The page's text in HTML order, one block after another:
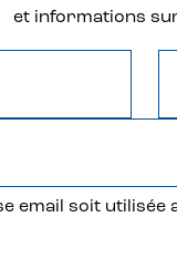
et informations
email soit